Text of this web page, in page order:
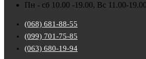
Пн - сб 10.00 -19.00, Вс 11.00-19.00
(068) 681-88-55
(099) 701-75-85
(063) 680-19-94